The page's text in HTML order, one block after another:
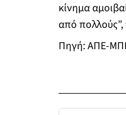
κίνημα
από
Πηγή: ΑΠΕ-